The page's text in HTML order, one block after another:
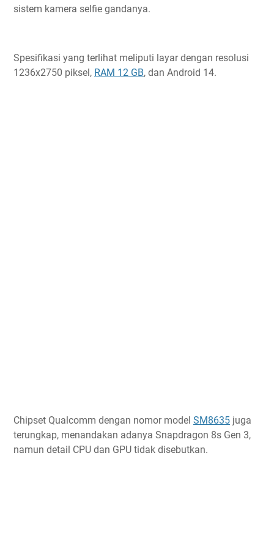
sistem kamera selfie gandanya.
Spesifikasi yang terlihat meliputi layar dengan resolusi
1236x2750 piksel, RAM 12 GB, dan Android 14.
Chipset Qualcomm dengan nomor model SM8635 juga
terungkap, menandakan adanya Snapdragon 8s Gen 3,
namun detail CPU dan GPU tidak disebutkan.